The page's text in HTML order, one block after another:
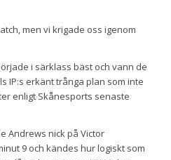
men vi krigade oss igenom
i särklass bäst och vann de
IP:s erkänt trånga plan som inte
enligt Skånesports senaste
Andrews nick på Victor
9 och kändes hur logiskt som